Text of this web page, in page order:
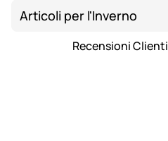
Articoli per l'Inverno
Recensioni Clienti